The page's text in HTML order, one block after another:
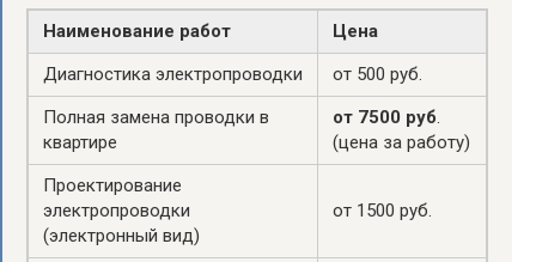
Наименование работ
Цена
Диагностика электропроводки
от 500 руб.
Полная замена проводки в
квартире
от 7500 руб.
(цена за работу)
Проектирование
электропроводки
(электронный вид)
от 1500 руб.